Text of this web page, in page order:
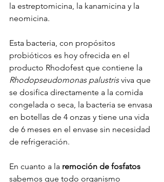
la estreptomicina, la kanamicina y la
neomicina.
Esta bacteria, con propósitos
probióticos es hoy ofrecida en el
producto Rhodofest que contiene la
Rhodopseudomonas palustris viva que
se dosifica directamente a la comida
congelada o seca, la bacteria se envasa
en botellas de 4 onzas y tiene una vida
de 6 meses en el envase sin necesidad
de refrigeración.
En cuanto a la remoción de fosfatos
sabemos que todo organismo